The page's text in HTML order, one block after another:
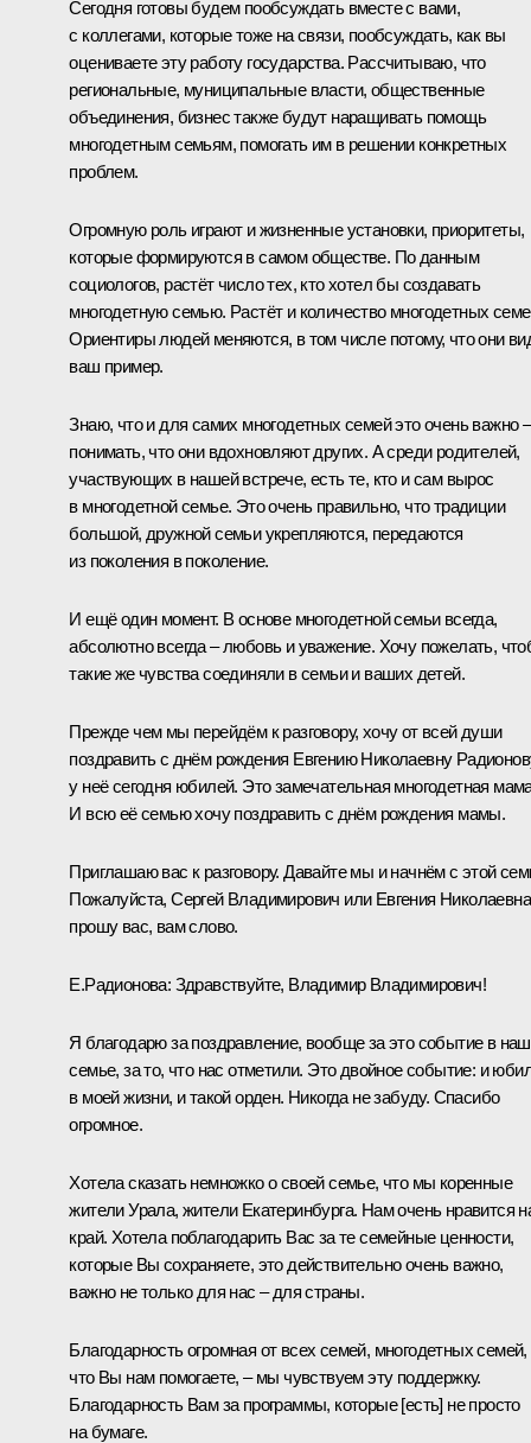
Сегодня готовы будем пообсуждать вместе с вами,
с коллегами, которые тоже на связи, пообсуждать, как вы
оцениваете эту работу государства. Рассчитываю, что
региональные, муниципальные власти, общественные
объединения, бизнес также будут наращивать помощь
многодетным семьям, помогать им в решении конкретных
проблем.
Огромную роль играют и жизненные установки, приоритеты,
которые формируются в самом обществе. По данным
социологов, растёт число тех, кто хотел бы создавать
многодетную семью. Растёт и количество многодетных
Ориентиры людей меняются, в том числе потому, что они
ваш пример.
Знаю, что и для самих многодетных семей это очень важно –
понимать, что они вдохновляют других. А среди родителей,
участвующих в нашей встрече, есть те, кто и сам вырос
в многодетной семье. Это очень правильно, что традиции
большой, дружной семьи укрепляются, передаются
из поколения в поколение.
И ещё один момент. В основе многодетной семьи всегда,
абсолютно всегда – любовь и уважение. Хочу пожелать,
такие же чувства соединяли в семьи и ваших детей.
Прежде чем мы перейдём к разговору, хочу от всей души
поздравить с днём рождения Евгению Николаевну
у неё сегодня юбилей. Это замечательная многодетная
И всю её семью хочу поздравить с днём рождения мамы.
Приглашаю вас к разговору. Давайте мы и начнём с этой
Пожалуйста, Сергей Владимирович или Евгения
прошу вас, вам слово.
Е.Радионова: Здравствуйте, Владимир Владимирович!
Я благодарю за поздравление, вообще за это событие в
семье, за то, что нас отметили. Это двойное событие: и
в моей жизни, и такой орден. Никогда не забуду. Спасибо
огромное.
Хотела сказать немножко о своей семье, что мы коренные
жители Урала, жители Екатеринбурга. Нам очень нравится
край. Хотела поблагодарить Вас за те семейные ценности,
которые Вы сохраняете, это действительно очень важно,
важно не только для нас – для страны.
Благодарность огромная от всех семей, многодетных семей,
что Вы нам помогаете, – мы чувствуем эту поддержку.
Благодарность Вам за программы, которые [есть] не просто
на бумаге.